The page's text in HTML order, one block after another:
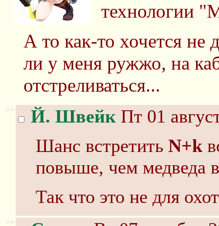
технологии
А то как-то хочется не
ли у меня ружжо, на
отстреливаться...
>> Й. Швейк Пт 01
Шанс встретить N+k
повыше, чем медведа
Так что это не для
>>